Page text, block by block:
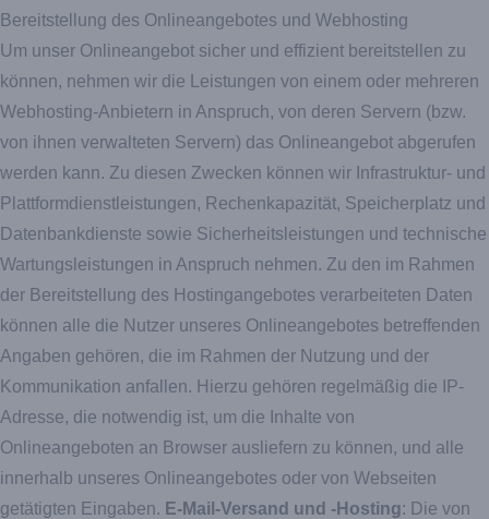
Bereitstellung des Onlineangebotes und Webhosting
Um unser Onlineangebot sicher und effizient bereitstellen zu
können, nehmen wir die Leistungen von einem oder mehreren
Webhosting-Anbietern in Anspruch, von deren Servern (bzw.
von ihnen verwalteten Servern) das Onlineangebot abgerufen
werden kann. Zu diesen Zwecken können wir Infrastruktur- und
Plattformdienstleistungen, Rechenkapazität, Speicherplatz und
Datenbankdienste sowie Sicherheitsleistungen und technische
Wartungsleistungen in Anspruch nehmen. Zu den im Rahmen
der Bereitstellung des Hostingangebotes verarbeiteten Daten
können alle die Nutzer unseres Onlineangebotes betreffenden
Angaben gehören, die im Rahmen der Nutzung und der
Kommunikation anfallen. Hierzu gehören regelmäßig die IP-
Adresse, die notwendig ist, um die Inhalte von
Onlineangeboten an Browser ausliefern zu können, und alle
innerhalb unseres Onlineangebotes oder von Webseiten
getätigten Eingaben. E-Mail-Versand und -Hosting: Die von